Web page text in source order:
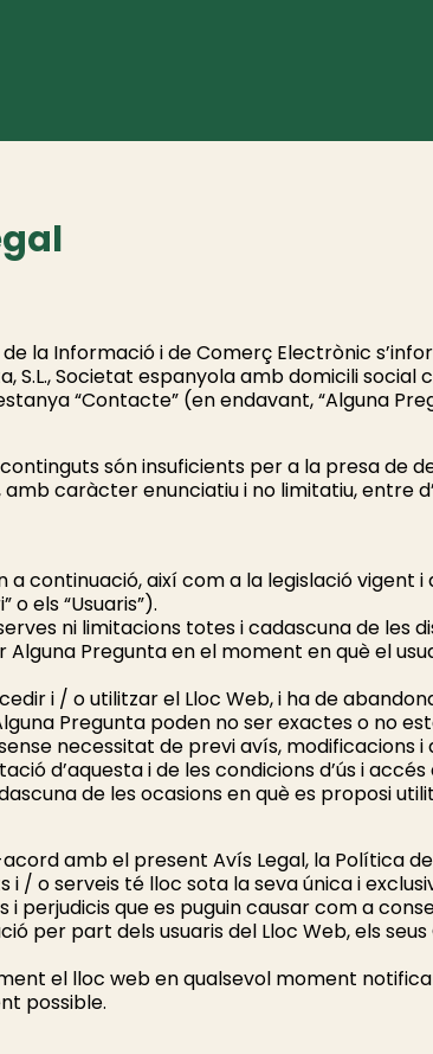
la Informació i de Comerç Electrònic
S.L., Societat espanyola amb domicili social
“Contacte” (en endavant, “Alguna
són insuficients per a la presa de
caràcter enunciatiu i no limitatiu, entre
a continuació, així com a la legislació vigent i
o els “Usuaris”).
ni limitacions totes i cadascuna de les
Pregunta en el moment en què el
i / o utilitzar el Lloc Web, i ha de
Pregunta poden no ser exactes o no
necessitat de previ avís, modificacions
d’aquesta i de les condicions d’ús i accés
de les ocasions en què es proposi
amb el present Avís Legal, la Política
i / o serveis té lloc sota la seva única i
perjudicis que es puguin causar com a
per part dels usuaris del Lloc Web, els
el lloc web en qualsevol moment
possible.